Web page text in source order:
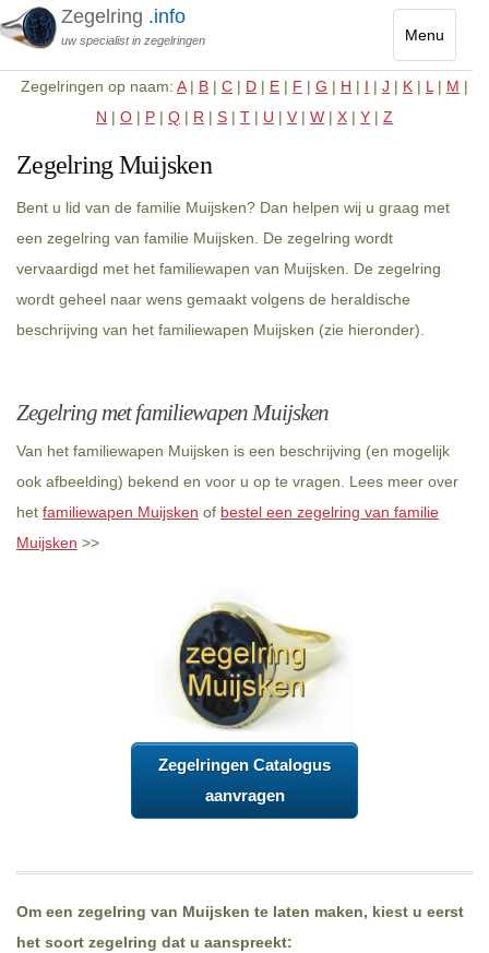
Menu
Toggle
Zegelring .info
uw specialist in zegelringen
Zegelringen op naam: A| B | C | D | E | F | G | H | I | J | K | L | M |
N | O | P | Q | R | S | T | U | V | W | X | Y | Z
Zegelring Muijsken
Bent u lid van de familie Muijsken? Dan helpen wij u graag met
een zegelring van familie Muijsken. De zegelring wordt
vervaardigd met het familiewapen van Muijsken. De zegelring
wordt geheel naar wens gemaakt volgens de heraldische
beschrijving van het familiewapen Muijsken (zie hieronder).
Zegelring met familiewapen Muijsken
Van het familiewapen Muijsken is een beschrijving (en mogelijk
ook afbeelding) bekend en voor u op te vragen. Lees meer over
het familiewapen Muijsken of bestel een zegelring van familie
Muijsken >>
Zegelringen Catalogus
aanvragen
Om een zegelring van Muijsken te laten maken, kiest u eerst
het soort zegelring dat u aanspreekt: